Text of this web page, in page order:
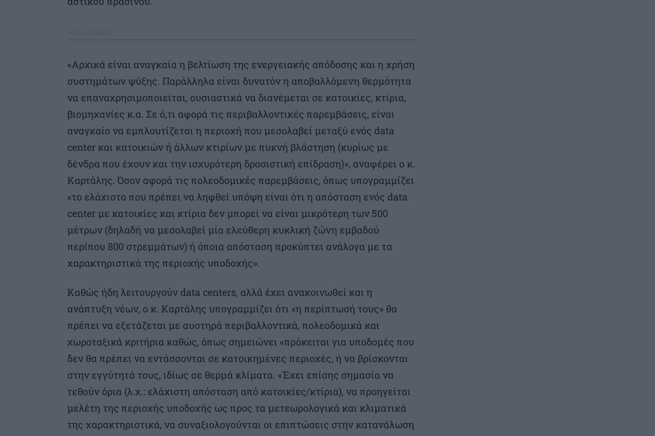
«Αρχικά είναι αναγκαία η βελτίωση της ενεργειακής απόδοσης και η χρήση
συστημάτων ψύξης. Παράλληλα είναι δυνατόν η αποβαλλόμενη θερμότητα
να επαναχρησιμοποιείται, ουσιαστικά να διανέμεται σε κατοικίες, κτίρια,
βιομηχανίες κ.α. Σε ό,τι αφορά τις περιβαλλοντικές παρεμβάσεις, είναι
αναγκαίο να εμπλουτίζεται η περιοχή που μεσολαβεί μεταξύ ενός data
center και κατοικιών ή άλλων κτιρίων με πυκνή βλάστηση (κυρίως με
δένδρα που έχουν και την ισχυρότερη δροσιστική επίδραση)», αναφέρει ο κ.
Καρτάλης. Όσον αφορά τις πολεοδομικές παρεμβάσεις, όπως υπογραμμίζει
«το ελάχιστο που πρέπει να ληφθεί υπόψη είναι ότι η απόσταση ενός data
center με κατοικίες και κτίρια δεν μπορεί να είναι μικρότερη των 500
μέτρων (δηλαδή να μεσολαβεί μία ελεύθερη κυκλική ζώνη εμβαδού
περίπου 800 στρεμμάτων) ή όποια απόσταση προκύπτει ανάλογα με τα
χαρακτηριστικά της περιοχής υποδοχής».
Καθώς ήδη λειτουργούν data centers, αλλά έχει ανακοινωθεί και η
ανάπτυξη νέων, ο κ. Καρτάλης υπογραμμίζει ότι «η περίπτωσή τους» θα
πρέπει να εξετάζεται με αυστηρά περιβαλλοντικά, πολεοδομικά και
χωροταξικά κριτήρια καθώς, όπως σημειώνει «πρόκειται για υποδομές που
δεν θα πρέπει να εντάσσονται σε κατοικημένες περιοχές, ή να βρίσκονται
στην εγγύτητά τους, ιδίως σε θερμά κλίματα. «Έχει επίσης σημασία να
τεθούν όρια (λ.χ.: ελάχιστη απόσταση από κατοικίες/κτίρια), να προηγείται
μελέτη της περιοχής υποδοχής ως προς τα μετεωρολογικά και κλιματικά
της χαρακτηριστικά, να συναξιολογούνται οι επιπτώσεις στην κατανάλωση